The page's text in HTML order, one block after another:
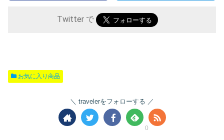
Twitter で
お気に入り商品
travelerをフォローする
0